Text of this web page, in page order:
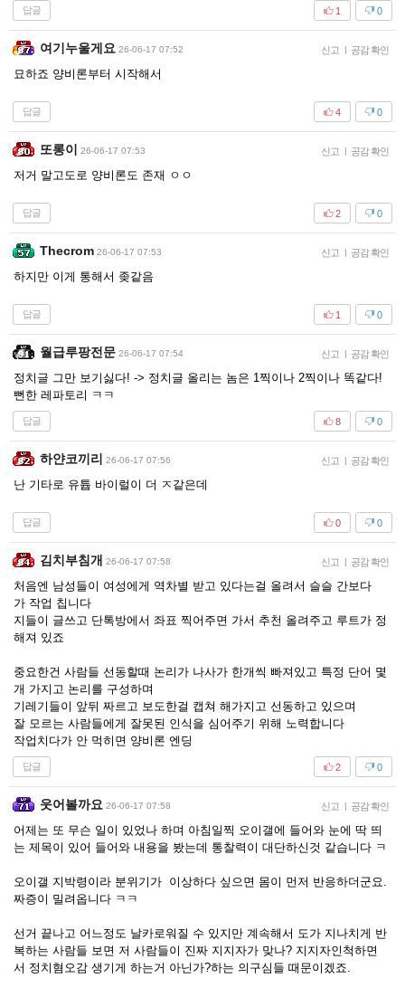
답글 0
1
여기누울게요 26-06-17 07:52 신고 공감 확인
묘하죠 양비론부터 시작해서
답글 0
4
또롱이 26-06-17 07:53 신고 공감 확인
저거 말고도로 양비론도 존재 ㅇㅇ
답글 0
2
Thecrom 26-06-17 07:53 신고 공감 확인
하지만 이게 통해서 좆같음
답글 0
1
월급루팡전문 26-06-17 07:54 신고 공감 확인
정치글 그만 보기싫다! -> 정치글 올리는 놈은 1찍이나 2찍이나 똑같다!
뻔한 레파토리 ㅋㅋ
답글 0
8
하얀코끼리 26-06-17 07:56 신고 공감 확인
난 기타로 유튭 바이럴이 더 ㅈ같은데
답글 0
0
김치부침개 26-06-17 07:58 신고 공감 확인
처음엔 남성들이 여성에게 역차별 받고 있다는걸 올려서 슬슬 간보다
가 작업 칩니다
지들이 글쓰고 단톡방에서 좌표 찍어주면 가서 추천 올려주고 루트가 정
해져 있죠
중요한건 사람들 선동할때 논리가 나사가 한개씩 빠져있고 특정 단어 몇
개 가지고 논리를 구성하며
기레기들이 앞뒤 짜르고 보도한걸 캡쳐 해가지고 선동하고 있으며
잘 모르는 사람들에게 잘못된 인식을 심어주기 위해 노력합니다
작업치다가 안 먹히면 양비론 엔딩
답글 0
2
웃어볼까요 26-06-17 07:58 신고 공감 확인
어제는 또 무슨 일이 있었나 하며 아침일찍 오이갤에 들어와 눈에 딱 띄
는 제목이 있어 들어와 내용을 봤는데 통찰력이 대단하신것 같습니다 ㅋ
오이갤 지박령이라 분위기가 이상하다 싶으면 몸이 먼저 반응하더군요.
짜증이 밀려옵니다 ㅋㅋ
선거 끝나고 어느정도 날카로워질 수 있지만 계속해서 도가 지나치게 반
복하는 사람들 보면 저 사람들이 진짜 지지자가 맞나? 지지자인척하면
서 정치혐오감 생기게 하는거 아닌가?하는 의구심들 때문이겠죠.